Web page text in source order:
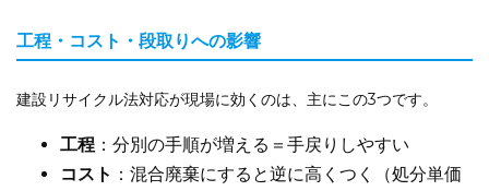
工程・コスト・段取りへの影響
建設リサイクル法対応が現場に効くのは、主にこの3つです。
工程 ：分別の手順が増える＝手戻りしやすい
コスト ：混合廃棄にすると逆に高くつく（処分単価